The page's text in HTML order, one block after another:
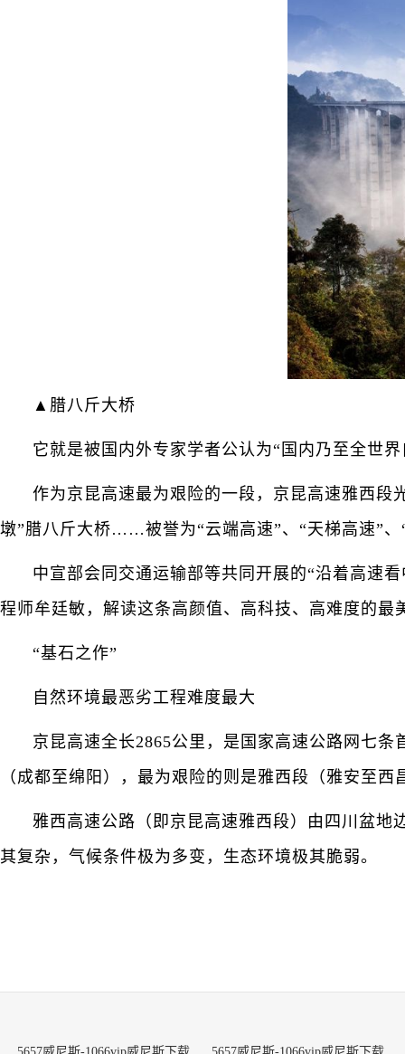
▲腊八斤大桥
它就是被国内外专家学者公认为“国内乃至全世
作为京昆高速最为艰险的一段，京昆高速雅西段
墩”腊八斤大桥……被誉为“云端高速”、“天梯高速”
中宣部会同交通运输部等共同开展的“沿着高速
程师牟廷敏，解读这条高颜值、高科技、高难度的最
“基石之作”
自然环境最恶劣工程难度最大
京昆高速全长2865公里，是国家高速公路网七
（成都至绵阳），最为艰险的则是雅西段（雅安至西
雅西高速公路（即京昆高速雅西段）由四川盆地
其复杂，气候条件极为多变，生态环境极其脆弱。